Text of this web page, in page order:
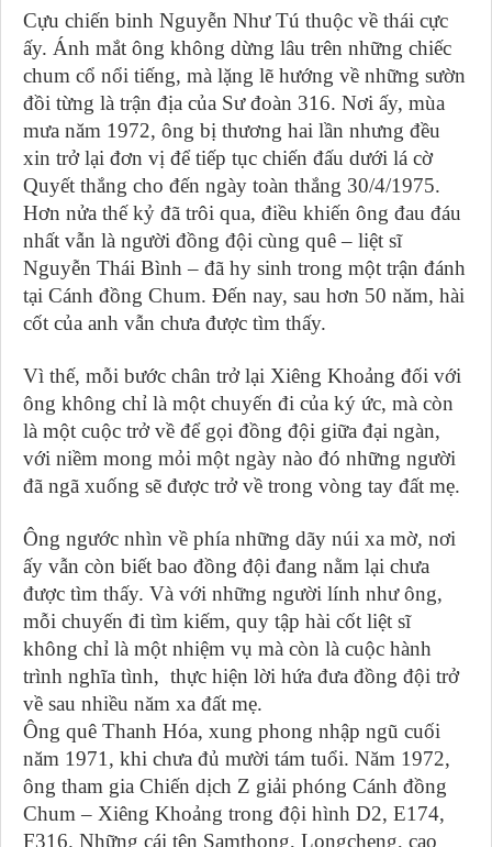
Cựu chiến binh Nguyễn Như Tú thuộc về thái cực
ấy. Ánh mắt ông không dừng lâu trên những chiếc
chum cổ nổi tiếng, mà lặng lẽ hướng về những sườn
đồi từng là trận địa của Sư đoàn 316. Nơi ấy, mùa
mưa năm 1972, ông bị thương hai lần nhưng đều
xin trở lại đơn vị để tiếp tục chiến đấu dưới lá cờ
Quyết thắng cho đến ngày toàn thắng 30/4/1975.
Hơn nửa thế kỷ đã trôi qua, điều khiến ông đau đáu
nhất vẫn là người đồng đội cùng quê – liệt sĩ
Nguyễn Thái Bình – đã hy sinh trong một trận đánh
tại Cánh đồng Chum. Đến nay, sau hơn 50 năm, hài
cốt của anh vẫn chưa được tìm thấy.
Vì thế, mỗi bước chân trở lại Xiêng Khoảng đối với
ông không chỉ là một chuyến đi của ký ức, mà còn
là một cuộc trở về để gọi đồng đội giữa đại ngàn,
với niềm mong mỏi một ngày nào đó những người
đã ngã xuống sẽ được trở về trong vòng tay đất mẹ.
Ông ngước nhìn về phía những dãy núi xa mờ, nơi
ấy vẫn còn biết bao đồng đội đang nằm lại chưa
được tìm thấy. Và với những người lính như ông,
mỗi chuyến đi tìm kiếm, quy tập hài cốt liệt sĩ
không chỉ là một nhiệm vụ mà còn là cuộc hành
trình nghĩa tình, thực hiện lời hứa đưa đồng đội trở
về sau nhiều năm xa đất mẹ.
Ông quê Thanh Hóa, xung phong nhập ngũ cuối
năm 1971, khi chưa đủ mười tám tuổi. Năm 1972,
ông tham gia Chiến dịch Z giải phóng Cánh đồng
Chum – Xiêng Khoảng trong đội hình D2, E174,
F316. Những cái tên Samthong, Longcheng, cao